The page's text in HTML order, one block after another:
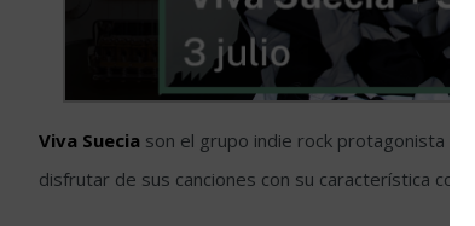
Viva Suecia son el grupo indie rock protagonista
disfrutar de sus canciones con su característica